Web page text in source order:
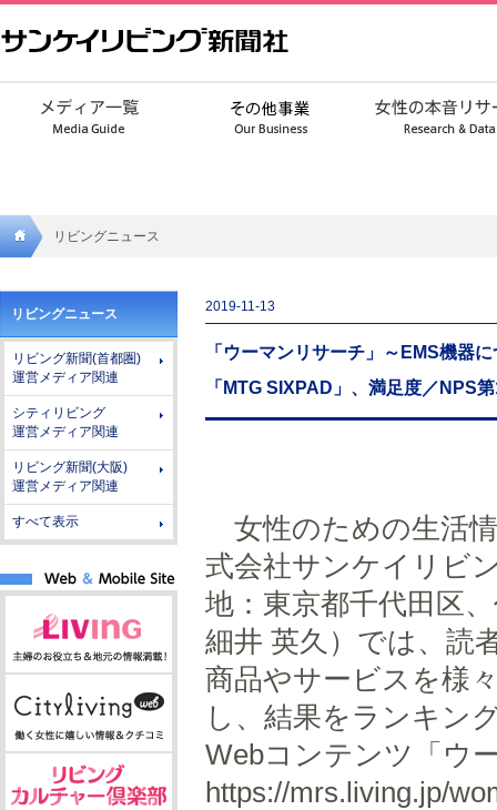
イリビ
ング新
聞社
リビングニュース
リビングニュース
リビング新聞(首都圏)
運営メディア関連
シティリビング
運営メディア関連
リビング新聞(大阪)
運営メディア関連
すべて表示
2019-11-13
「ウーマンリサーチ」～EMS機器
「MTG SIXPAD」、満足度／NPS
女性のための生活
式会社サンケイリビ
地：東京都千代田区
細井 英久）では、読
商品やサービスを様
し、結果をランキン
Webコンテンツ「ウ
https://mrs.living.jp/